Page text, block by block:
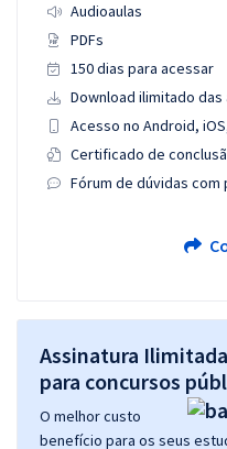
Audioaulas
PDFs
150 dias para acessar
Download ilimitado das
Acesso no Android,
Certificado de
Fórum de dúvidas
Assinatura
para concursos
O melhor custo
benefício para os seus